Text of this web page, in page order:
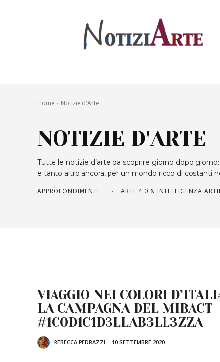
Home Notizie d'Arte
NOTIZIE D'ARTE
Tutte le notizie d’arte da scoprire giorno dopo
e tanto altro ancora, per un mondo ricco di costanti
APPROFONDIMENTI ARTE 4.0 & INTELLIGENZA
VIAGGIO NEI COLORI
LA CAMPAGNA DEL MIBACT
#1C0D1C1D3LLAB3LL3ZZA
REBECCA PEDRAZZI - 10 SETTEMBRE 2020